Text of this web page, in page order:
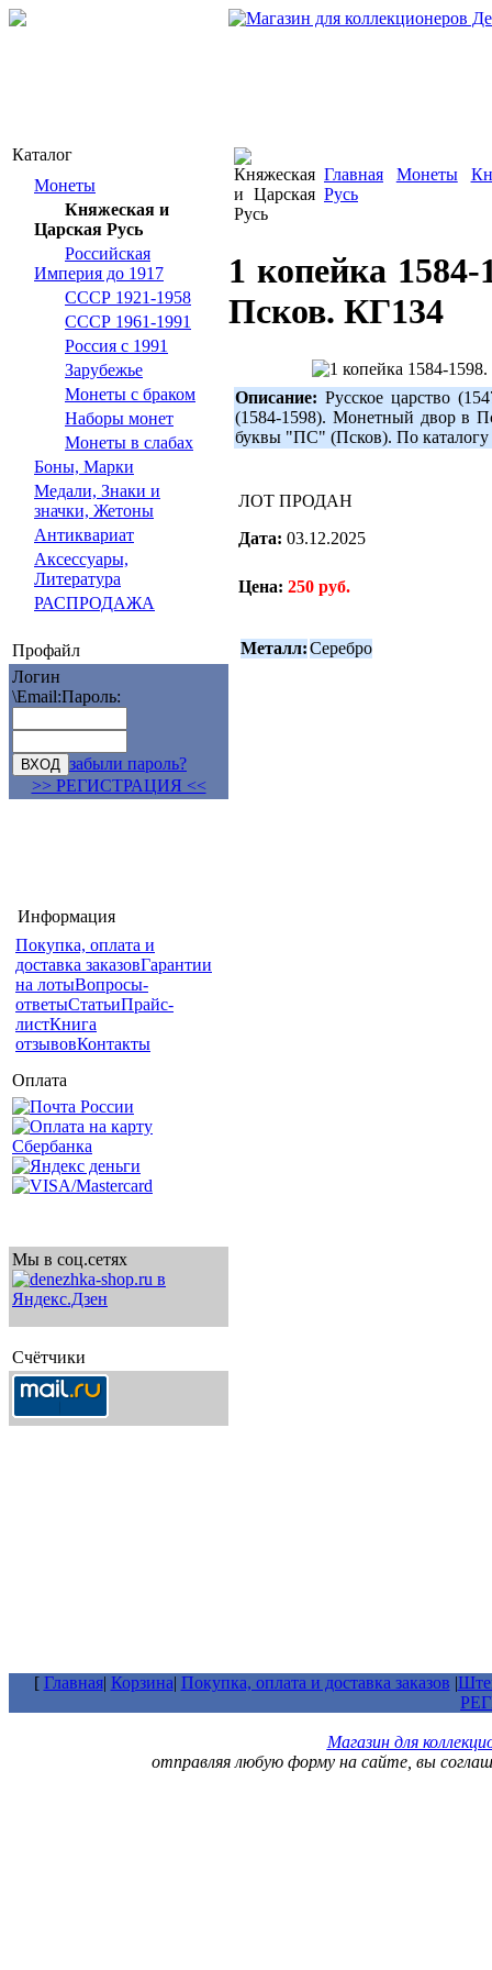
Каталог
Монеты
Княжеская и
Царская Русь
Российская
Империя до 1917
СССР 1921-1958
СССР 1961-1991
Россия с 1991
Зарубежье
Монеты с браком
Наборы монет
Монеты в слабах
Боны, Марки
Медали, Знаки и
значки, Жетоны
Антиквариат
Аксессуары,
Литература
РАСПРОДАЖА
Профайл
Логин
\Email:Пароль:
забыли пароль?
>> РЕГИСТРАЦИЯ <<
Информация
Покупка, оплата и
доставка заказовГарантии
на лотыВопросы-
ответыСтатьиПрайс-
листКнига
отзывовКонтакты
Оплата
Мы в соц.сетях
Счётчики
Главная Монеты
Русь
1 копейка
Псков. КГ134
Описание: Русское царство
(1584-1598). Монетный двор в
буквы "ПС" (Псков). По
ЛОТ ПРОДАН
Дата: 03.12.2025
Цена: 250 руб.
Металл:Серебро
[ Главная| Корзина| Покупка, оплата и доставка заказов |
Магазин для
отправляя любую форму на сайте, вы